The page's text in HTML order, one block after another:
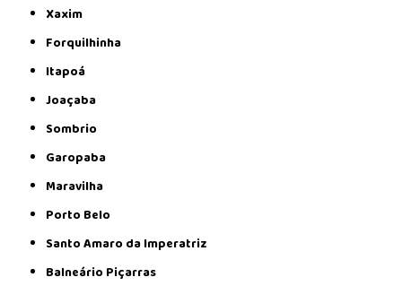
Xaxim
Forquilhinha
Itapoá
Joaçaba
Sombrio
Garopaba
Maravilha
Porto Belo
Santo Amaro da Imperatriz
Balneário Piçarras